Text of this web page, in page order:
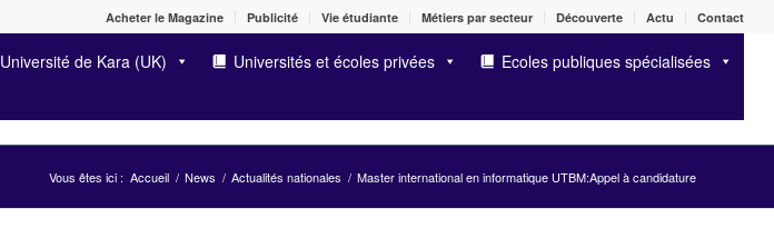
Acheter le Magazine Publicité Vie étudiante Métiers par secteur Découverte Actu Contact
Université de Kara (UK) Universités et écoles privées Ecoles publiques spécialisées
Vous êtes ici : Accueil / News / Actualités nationales / Master international en informatique UTBM:Appel à candidature